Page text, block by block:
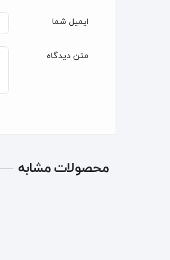
ایمیل شما
متن دیدگاه
محصولات مشابه